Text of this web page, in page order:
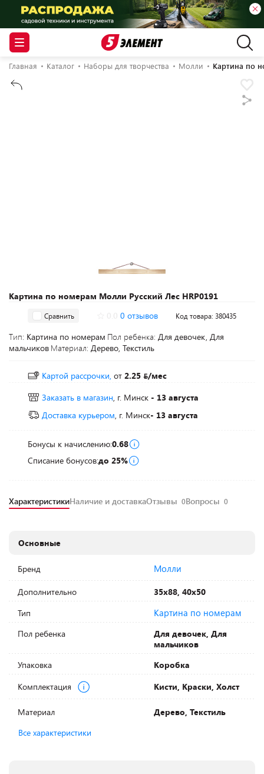
Главная Каталог Наборы для творчества Молли Картина по
Картина по номерам Молли Русский Лес HRP0191
Сравнить 0 отзывов Код товара: 380435
Тип: Картина по номерам Пол ребенка: Для девочек, Для
мальчиков Материал: Дерево, Текстиль
Картой рассрочки, от 2.25
/мес
Заказать в магазин, г. Минск - 13 августа
Доставка курьером, г. Минск- 13 августа
Бонусы к начислению:0.68
Списание бонусов:до 25%
ХарактеристикиНаличие и доставкаОтзывы 0Вопросы 0
Основные
Бренд Молли
Дополнительно
35х88, 40х50
Тип
Картина по номерам
Пол ребенка
Для девочек, Для
мальчиков
Упаковка
Коробка
Комплектация
Кисти, Краски, Холст
Материал
Дерево, Текстиль
Все характеристики